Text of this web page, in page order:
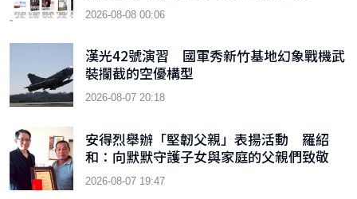
9
2026-08-08 00:06
漢光42號演習 國軍秀新竹基地幻象戰機武
裝攔截的空優構型
2026-08-07 20:18
安得烈舉辦「堅韌父親」表揚活動 羅紹
和：向默默守護子女與家庭的父親們致敬
2026-08-07 19:47